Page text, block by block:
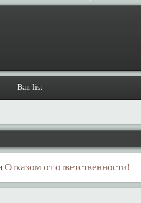
Отказом от ответственности!
Ban list